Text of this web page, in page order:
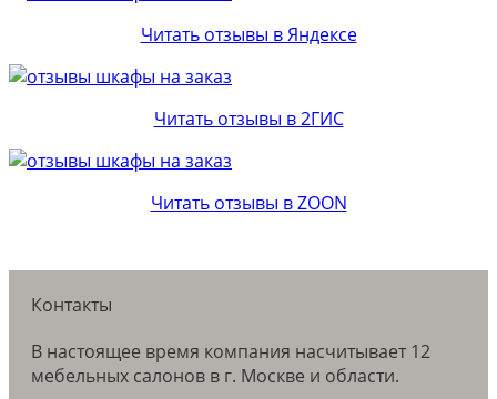
Читать отзывы в Яндексе
Читать отзывы в 2ГИС
Читать отзывы в ZOON
Контакты
В настоящее время компания насчитывает 12
мебельных салонов в г. Москве и области.